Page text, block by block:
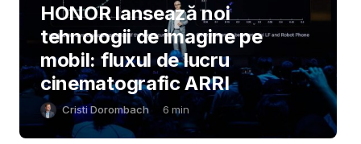
HONOR lansează noi
tehnologii de imagine pe
mobil: fluxul de lucru
cinematografic ARRI
Cristi Dorombach 6 min